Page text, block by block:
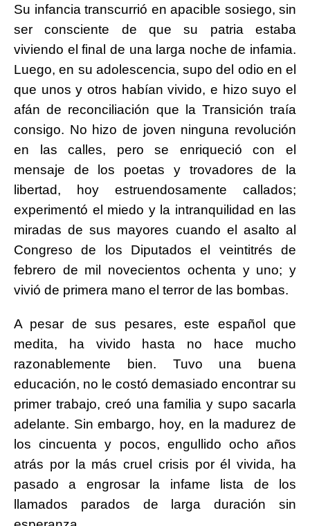
Su infancia transcurrió en apacible sosiego, sin
ser consciente de que su patria estaba
viviendo el final de una larga noche de infamia.
Luego, en su adolescencia, supo del odio en el
que unos y otros habían vivido, e hizo suyo el
afán de reconciliación que la Transición traía
consigo. No hizo de joven ninguna revolución
en las calles, pero se enriqueció con el
mensaje de los poetas y trovadores de la
libertad, hoy estruendosamente callados;
experimentó el miedo y la intranquilidad en las
miradas de sus mayores cuando el asalto al
Congreso de los Diputados el veintitrés de
febrero de mil novecientos ochenta y uno; y
vivió de primera mano el terror de las bombas.
A pesar de sus pesares, este español que
medita, ha vivido hasta no hace mucho
razonablemente bien. Tuvo una buena
educación, no le costó demasiado encontrar su
primer trabajo, creó una familia y supo sacarla
adelante. Sin embargo, hoy, en la madurez de
los cincuenta y pocos, engullido ocho años
atrás por la más cruel crisis por él vivida, ha
pasado a engrosar la infame lista de los
llamados parados de larga duración sin